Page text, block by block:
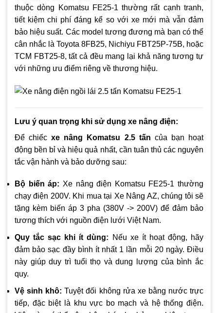
thuộc dòng Komatsu FE25-1 thường rất cạnh tranh,
tiết kiệm chi phí đáng kể so với xe mới mà vẫn đảm
bảo hiệu suất. Các model tương đương mà bạn có thể
cân nhắc là Toyota 8FB25, Nichiyu FBT25P-75B, hoặc
TCM FBT25-8, tất cả đều mang lại khả năng tương tự
với những ưu điểm riêng về thương hiệu.
Lưu ý quan trọng khi sử dụng xe nâng điện:
Để chiếcxe nâng Komatsu 2.5 tấn của bạn hoạt
động bền bỉ và hiệu quả nhất, cần tuân thủ các nguyên
tắc vận hành và bảo dưỡng sau:
Bộ biến áp: Xe nâng điện Komatsu FE25-1 thường
chạy điện 200V. Khi mua tại Xe Nâng AZ, chúng tôi sẽ
tặng kèm biến áp 3 pha (380V -> 200V) để đảm bảo
tương thích với nguồn điện lưới Việt Nam.
Quy tắc sạc khi ít dùng: Nếu xe ít hoạt động, hãy
đảm bảo sạc đầy bình ít nhất 1 lần mỗi 20 ngày. Điều
này giúp duy trì tuổi thọ và dung lượng của bình ắc
quy.
Vệ sinh khô: Tuyệt đối không rửa xe bằng nước trực
tiếp, đặc biệt là khu vực bo mạch và hệ thống điện.